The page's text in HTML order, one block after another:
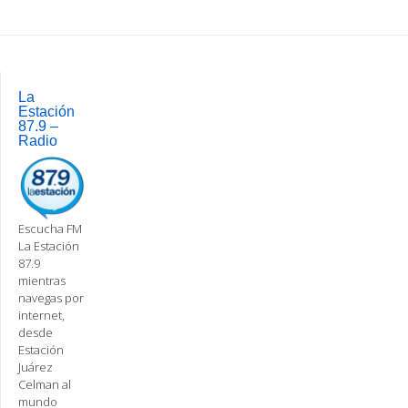
navigation
La
Estación
87.9 –
Radio
Escucha FM
La Estación
87.9
mientras
navegas por
internet,
desde
Estación
Juárez
Celman al
mundo